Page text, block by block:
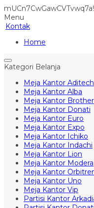
Menu
Kontak
Home
Kategori Belanja
Meja Kantor Aditech
Meja Kantor Alba
Meja Kantor Brother
Meja Kantor Donati
Meja Kantor Euro
Meja Kantor Expo
Meja Kantor Ichiko
Meja Kantor Indachi
Meja Kantor Lion
Meja Kantor Modera
Meja Kantor
Meja Kantor Uno
Meja Kantor Vip
Partisi Kantor